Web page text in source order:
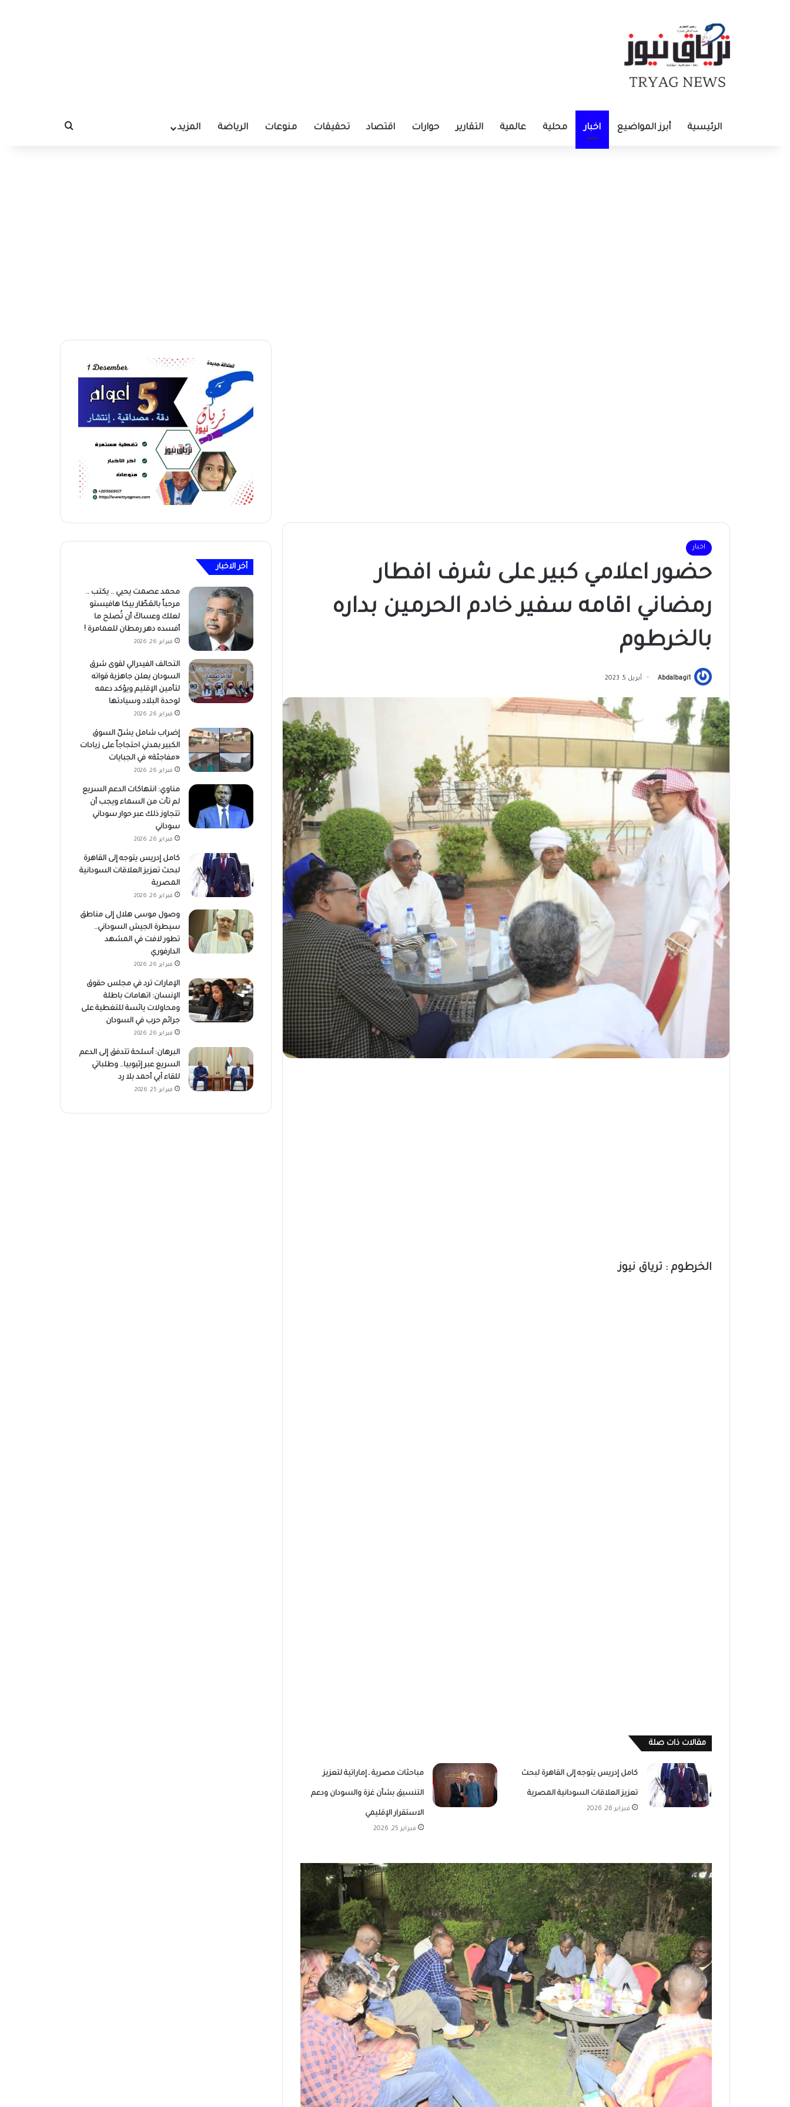
الرئيسية أبرز المواضيع اخبار محلية عالمية التقارير حوارات اقتصاد تحقيقات منوعات الرياضة المزيد بحث عن
اخبار
حضور اعلامي كبير على شرف افطار
رمضاني اقامه سفير خادم الحرمين بداره
بالخرطوم
Abdalbagi1 أبريل 5, 2023
الخرطوم : ترياق نيوز
مقالات ذات صلة
كامل إدريس يتوجه إلى القاهرة لبحث
تعزيز العلاقات السودانية المصرية
فبراير 26, 2026
مباحثات مصرية ـ إماراتية لتعزيز
التنسيق بشأن غزة والسودان ودعم
الاستقرار الإقليمي
فبراير 25, 2026
أخر الاخبار
محمد عصمت يحيي .. يكتب ..
مرحباً بالعَطّار بيكا هافيستو
لعلك وعساكَ أن تُصلح ما
أفسده دهر رمطان للعمامرة !
فبراير 26, 2026
التحالف الفيدرالي لقوى شرق
السودان يعلن جاهزية قواته
لتأمين الإقليم ويؤكد دعمه
لوحدة البلاد وسيادتها
فبراير 26, 2026
إضراب شامل يشلّ السوق
الكبير بمدني احتجاجاً على زيادات
«مفاجئة» في الجبايات
فبراير 26, 2026
مناوي: انتهاكات الدعم السريع
لم تأت من السماء ويجب أن
تتجاوز ذلك عبر حوار سوداني
سوداني
فبراير 26, 2026
كامل إدريس يتوجه إلى القاهرة
لبحث تعزيز العلاقات السودانية
المصرية
فبراير 26, 2026
وصول موسى هلال إلى مناطق
سيطرة الجيش السوداني..
تطور لافت في المشهد
الدارفوري
فبراير 26, 2026
الإمارات ترد في مجلس حقوق
الإنسان: اتهامات باطلة
ومحاولات يائسة للتغطية على
جرائم حرب في السودان
فبراير 26, 2026
البرهان: أسلحة تتدفق إلى الدعم
السريع عبر إثيوبيا.. وطلباتي
للقاء آبي أحمد بلا رد
فبراير 25, 2026